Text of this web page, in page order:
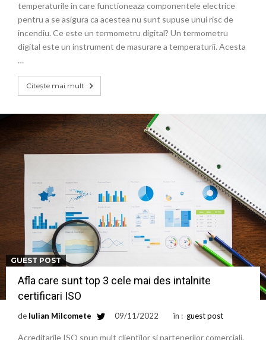
temperaturile in care functioneaza componentele electrice
pentru a se asigura ca acestea nu sunt supuse unui risc de
incendiu. Ce este un termometru digital? Un termometru
digital este un instrument de masurare a temperaturii. Acesta
…
Citește mai mult
GUEST POST
Afla care sunt top 3 cele mai des intalnite
certificari ISO
de Iulian Milcomete 09/11/2022 în : guest post
Acreditarile ISO spun mult clientilor si partenerilor comerciali.